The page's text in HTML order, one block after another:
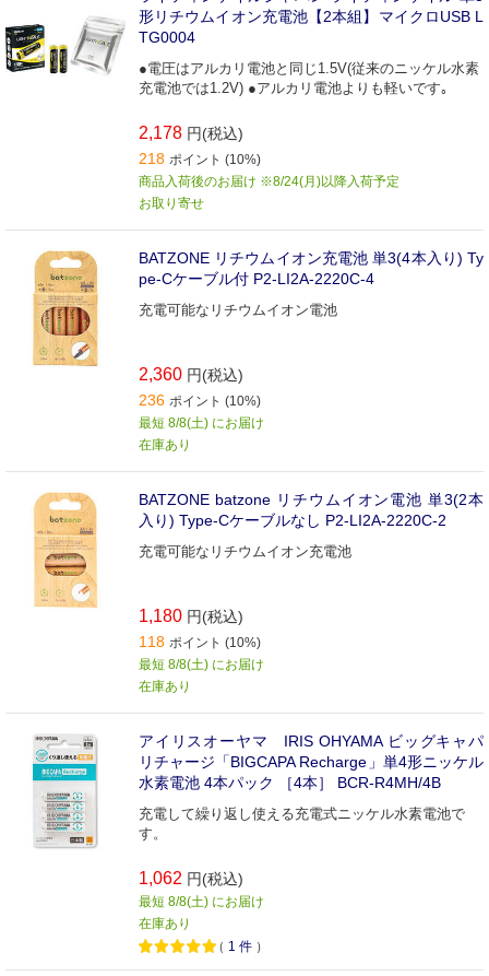
形リチウムイオン充電池【2本組】マイクロUSB L
TG0004
●電圧はアルカリ電池と同じ1.5V(従来のニッケル水素
充電池では1.2V) ●アルカリ電池よりも軽いです｡
2,178 円(税込)
218 ポイント (10%)
商品入荷後のお届け ※8/24(月)以降入荷予定
お取り寄せ
BATZONE リチウムイオン充電池 単3(4本入り) Ty
pe-Cケーブル付 P2-LI2A-2220C-4
充電可能なリチウムイオン電池
2,360 円(税込)
236 ポイント (10%)
最短 8/8(土) にお届け
在庫あり
BATZONE batzone リチウムイオン電池 単3(2本
入り) Type-Cケーブルなし P2-LI2A-2220C-2
充電可能なリチウムイオン充電池
1,180 円(税込)
118 ポイント (10%)
最短 8/8(土) にお届け
在庫あり
アイリスオーヤマ IRIS OHYAMA ビッグキャパ
リチャージ「BIGCAPA Recharge」単4形ニッケル
水素電池 4本パック ［4本］ BCR-R4MH/4B
充電して繰り返し使える充電式ニッケル水素電池で
す。
1,062 円(税込)
最短 8/8(土) にお届け
在庫あり
（ 1 件 ）